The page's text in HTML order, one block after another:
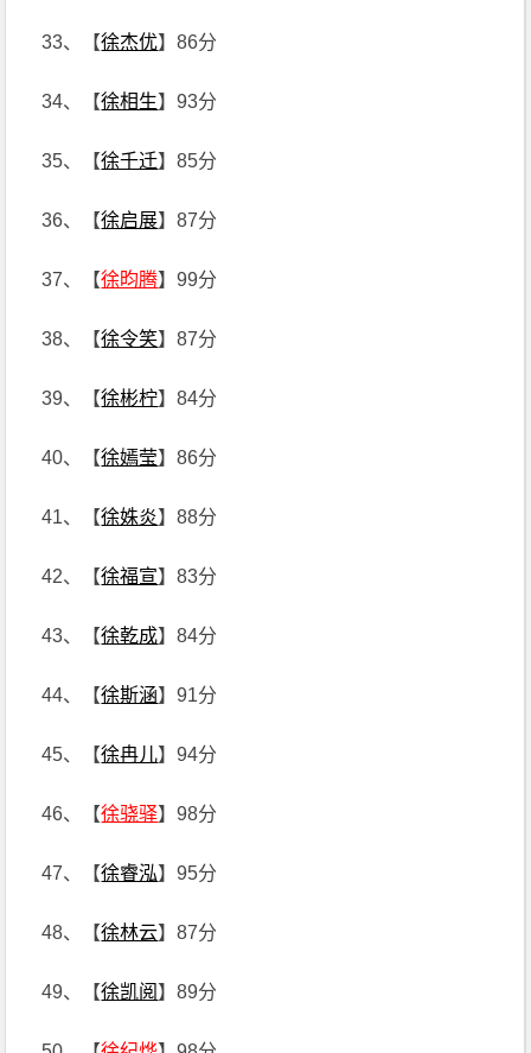
33、【徐杰优】86分
34、【徐相生】93分
35、【徐千迁】85分
36、【徐启展】87分
37、【徐昀腾】99分
38、【徐令笑】87分
39、【徐彬柠】84分
40、【徐嫣莹】86分
41、【徐姝炎】88分
42、【徐福宣】83分
43、【徐乾成】84分
44、【徐斯涵】91分
45、【徐冉儿】94分
46、【徐骁驿】98分
47、【徐睿泓】95分
48、【徐林云】87分
49、【徐凯阅 】89分